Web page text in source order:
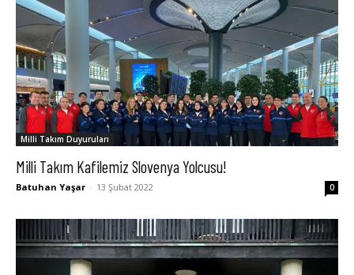
Milli Takım Duyuruları
Milli Takım Kafilemiz Slovenya Yolcusu!
Batuhan Yaşar - 13 Şubat 2022 0